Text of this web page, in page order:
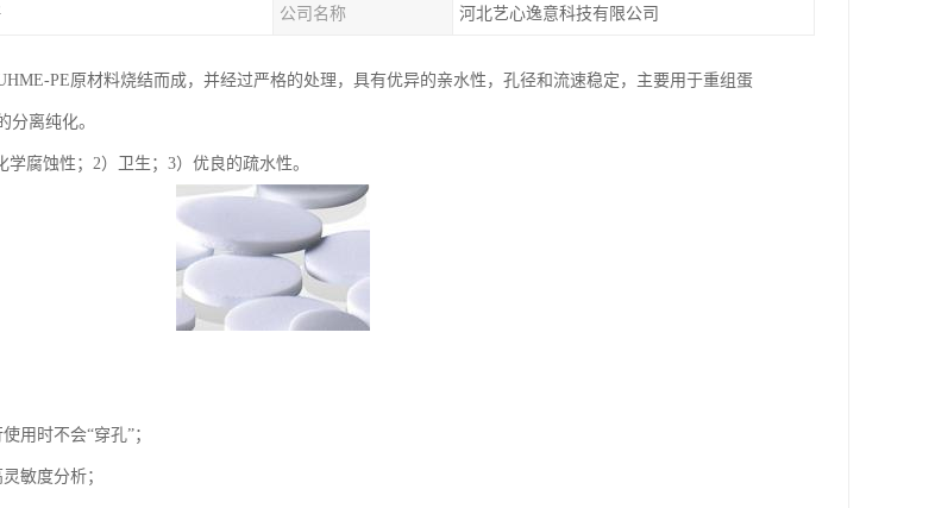
公司名称 河北艺心逸意科技有限公司
PE原材料烧结而成，并经过严格的处理，具有优异的亲水性，孔径和流速稳定，主要用于重组蛋
分离纯化。
腐蚀性；2）卫生；3）优良的疏水性。
用时不会“穿孔”；
敏度分析；